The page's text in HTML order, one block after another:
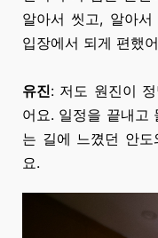
알아서 씻고, 알아
입장에서 되게 편했
유진: 저도 원진이
어요. 일정을 끝내고
는 길에 느꼈던 안
요.